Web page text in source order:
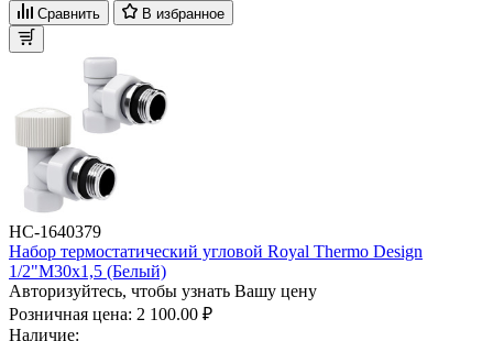
Сравнить В избранное
НС-1640379
Набор термостатический угловой Royal Thermo Design
1/2"М30х1,5 (Белый)
Авторизуйтесь, чтобы узнать Вашу цену
Розничная цена: 2 100.00 ₽
Наличие: